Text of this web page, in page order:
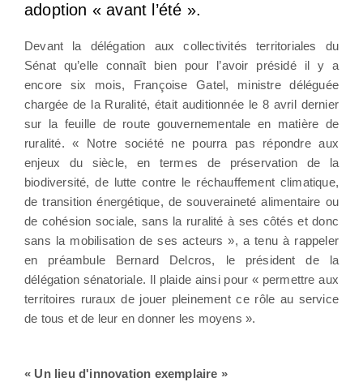
adoption « avant l’été ».
Devant la délégation aux collectivités territoriales du
Sénat qu’elle connaît bien pour l’avoir présidé il y a
encore six mois, Françoise Gatel, ministre déléguée
chargée de la Ruralité, était auditionnée le 8 avril dernier
sur la feuille de route gouvernementale en matière de
ruralité. « Notre société ne pourra pas répondre aux
enjeux du siècle, en termes de préservation de la
biodiversité, de lutte contre le réchauffement climatique,
de transition énergétique, de souveraineté alimentaire ou
de cohésion sociale, sans la ruralité à ses côtés et donc
sans la mobilisation de ses acteurs », a tenu à rappeler
en préambule Bernard Delcros, le président de la
délégation sénatoriale. Il plaide ainsi pour « permettre aux
territoires ruraux de jouer pleinement ce rôle au service
de tous et de leur en donner les moyens ».
« Un lieu d'innovation exemplaire »